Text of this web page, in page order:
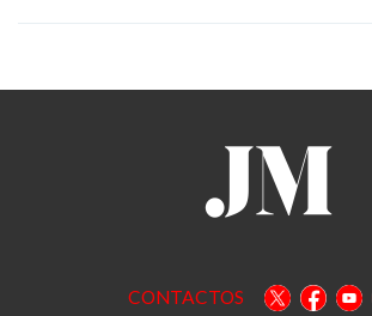
CONTACTOS